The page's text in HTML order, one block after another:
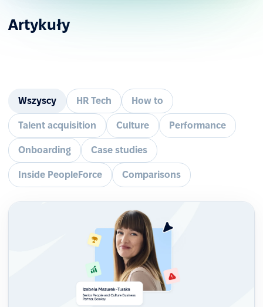
Artykuły
Wszyscy HR Tech How to
Talent acquisition Culture Performance
Onboarding Case studies
Inside PeopleForce Comparisons